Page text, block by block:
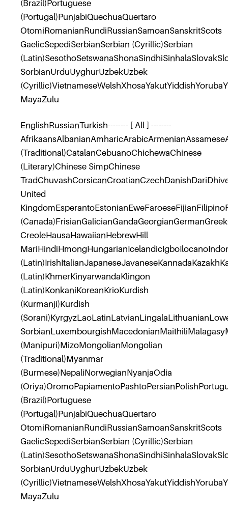
(Brazil)Portuguese
(Portugal)PunjabiQuechuaQuertaro
OtomiRomanianRundiRussianSamoanSanskritScots
GaelicSepediSerbianSerbian (Cyrillic)Serbian
SorbianUrduUyghurUzbekUzbek
MayaZulu
EnglishRussianTurkish-------- [ All ] --------
(Traditional)CatalanCebuanoChichewaChinese
(Literary)Chinese SimpChinese
United
CreoleHausaHawaiianHebrewHill
(Latin)KhmerKinyarwandaKlingon
(Latin)KonkaniKoreanKrioKurdish
(Kurmanji)Kurdish
(Manipuri)MizoMongolianMongolian
(Traditional)Myanmar
(Burmese)NepaliNorwegianNyanjaOdia
(Brazil)Portuguese
(Portugal)PunjabiQuechuaQuertaro
OtomiRomanianRundiRussianSamoanSanskritScots
GaelicSepediSerbianSerbian (Cyrillic)Serbian
SorbianUrduUyghurUzbekUzbek
MayaZulu